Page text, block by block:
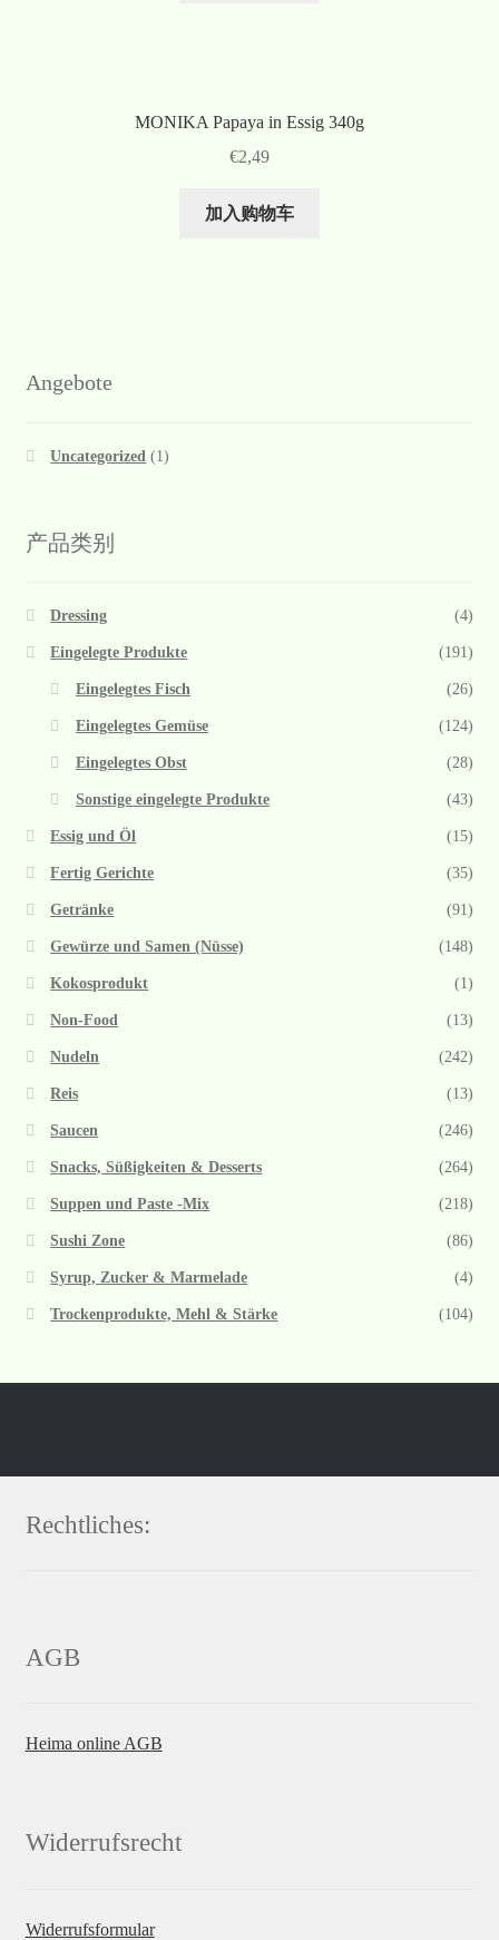
MONIKA Papaya in Essig 340g
€2,49
加入购物车
Angebote
Uncategorized (1)
产品类别
Dressing (4)
Eingelegte Produkte (191)
Eingelegtes Fisch (26)
Eingelegtes Gemüse (124)
Eingelegtes Obst (28)
Sonstige eingelegte Produkte (43)
Essig und Öl (15)
Fertig Gerichte (35)
Getränke (91)
Gewürze und Samen (Nüsse) (148)
Kokosprodukt (1)
Non-Food (13)
Nudeln (242)
Reis (13)
Saucen (246)
Snacks, Süßigkeiten & Desserts (264)
Suppen und Paste -Mix (218)
Sushi Zone (86)
Syrup, Zucker & Marmelade (4)
Trockenprodukte, Mehl & Stärke (104)
Rechtliches:
AGB
Heima online AGB
Widerrufsrecht
Widerrufsformular